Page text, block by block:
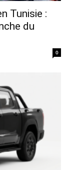
Tunisie :
du
0